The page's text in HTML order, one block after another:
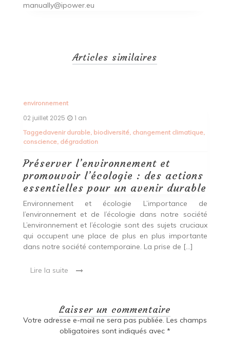
manually@ipower.eu
Articles similaires
environnement
02 juillet 2025 1 an
Taggedavenir durable, biodiversité, changement climatique,
conscience, dégradation
Préserver l’environnement et
promouvoir l’écologie : des actions
essentielles pour un avenir durable
Environnement et écologie L’importance de
l’environnement et de l’écologie dans notre société
L’environnement et l’écologie sont des sujets cruciaux
qui occupent une place de plus en plus importante
dans notre société contemporaine. La prise de […]
Lire la suite
Laisser un commentaire
Votre adresse e-mail ne sera pas publiée. Les champs
obligatoires sont indiqués avec *